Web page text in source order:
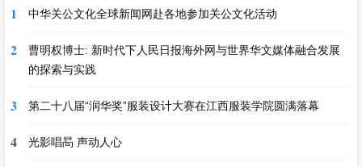
1 中华关公文化全球新闻网赴各地参加关公文化活动
2
曹明权博士: 新时代下人民日报海外网与世界华文媒体融合发展
的探索与实践
3 第二十八届“润华奖”服装设计大赛在江西服装学院圆满落幕
4 光影唱晑 声动人心